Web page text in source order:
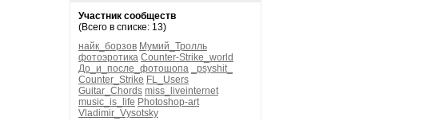
Участник сообществ
(Всего в списке: 13)
найк_борзов Мумий_Тролль
фотоэротика Counter-Strike_world
До_и_после_фотошопа
_psyshit_
Counter_Strike FL_Users
Guitar_Chords miss_liveinternet
music_is_life Photoshop-art
Vladimir_Vysotsky